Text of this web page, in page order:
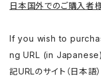
日本国外でのご購入者
If you wish to
ng URL (in
記URLのサイト（日本語